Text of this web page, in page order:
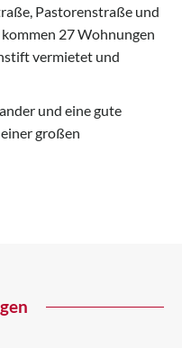
Pastorenstraße und
27 Wohnungen
vermietet und
und eine gute
großen